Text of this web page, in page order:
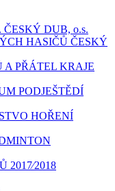
ČESKÝ DUB, o.s.
HASIČŮ ČESKÝ
PŘÁTEL KRAJE
PODJEŠTĚDÍ
HOŘENÍ
2017⁄2018